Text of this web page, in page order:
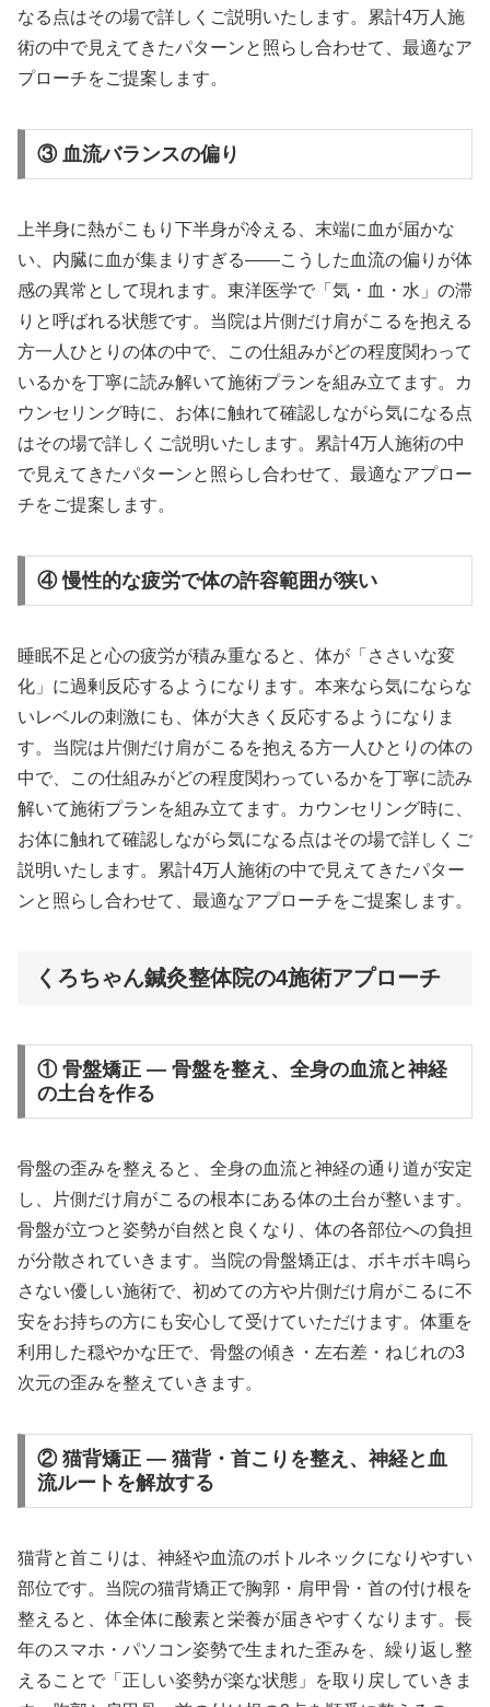
なる点はその場で詳しくご説明いたします。累計4万人施
術の中で見えてきたパターンと照らし合わせて、最適なア
プローチをご提案します。
③ 血流バランスの偏り
上半身に熱がこもり下半身が冷える、末端に血が届かな
い、内臓に血が集まりすぎる——こうした血流の偏りが体
感の異常として現れます。東洋医学で「気・血・水」の滞
りと呼ばれる状態です。当院は片側だけ肩がこるを抱える
方一人ひとりの体の中で、この仕組みがどの程度関わって
いるかを丁寧に読み解いて施術プランを組み立てます。カ
ウンセリング時に、お体に触れて確認しながら気になる点
はその場で詳しくご説明いたします。累計4万人施術の中
で見えてきたパターンと照らし合わせて、最適なアプロー
チをご提案します。
④ 慢性的な疲労で体の許容範囲が狭い
睡眠不足と心の疲労が積み重なると、体が「ささいな変
化」に過剰反応するようになります。本来なら気にならな
いレベルの刺激にも、体が大きく反応するようになりま
す。当院は片側だけ肩がこるを抱える方一人ひとりの体の
中で、この仕組みがどの程度関わっているかを丁寧に読み
解いて施術プランを組み立てます。カウンセリング時に、
お体に触れて確認しながら気になる点はその場で詳しくご
説明いたします。累計4万人施術の中で見えてきたパター
ンと照らし合わせて、最適なアプローチをご提案します。
くろちゃん鍼灸整体院の4施術アプローチ
① 骨盤矯正 — 骨盤を整え、全身の血流と神経
の土台を作る
骨盤の歪みを整えると、全身の血流と神経の通り道が安定
し、片側だけ肩がこるの根本にある体の土台が整います。
骨盤が立つと姿勢が自然と良くなり、体の各部位への負担
が分散されていきます。当院の骨盤矯正は、ボキボキ鳴ら
さない優しい施術で、初めての方や片側だけ肩がこるに不
安をお持ちの方にも安心して受けていただけます。体重を
利用した穏やかな圧で、骨盤の傾き・左右差・ねじれの3
次元の歪みを整えていきます。
② 猫背矯正 — 猫背・首こりを整え、神経と血
流ルートを解放する
猫背と首こりは、神経や血流のボトルネックになりやすい
部位です。当院の猫背矯正で胸郭・肩甲骨・首の付け根を
整えると、体全体に酸素と栄養が届きやすくなります。長
年のスマホ・パソコン姿勢で生まれた歪みを、繰り返し整
えることで「正しい姿勢が楽な状態」を取り戻していきま